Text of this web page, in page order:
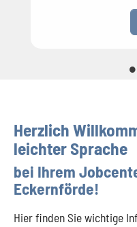
Herzlich
leichter Sprache
bei Ihrem
Eckernförde!
Hier finden Sie wichtige